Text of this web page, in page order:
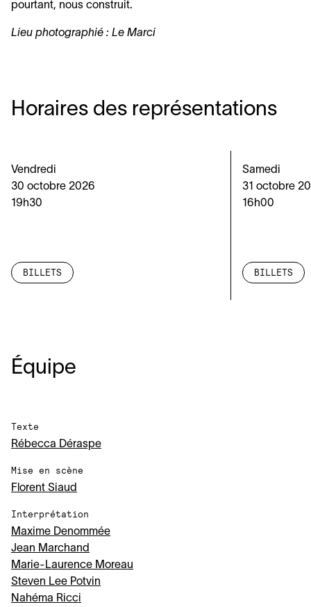
pourtant, nous construit.
Lieu photographié : Le Marci
Horaires des représentations
Vendredi
30 octobre 2026
19h30
BILLETS
Samedi
31 octobre
16h00
BILLETS
Équipe
Texte
Rébecca Déraspe
Mise en scène
Florent Siaud
Interprétation
Maxime Denommée
Jean Marchand
Marie-Laurence Moreau
Steven Lee Potvin
Nahéma Ricci